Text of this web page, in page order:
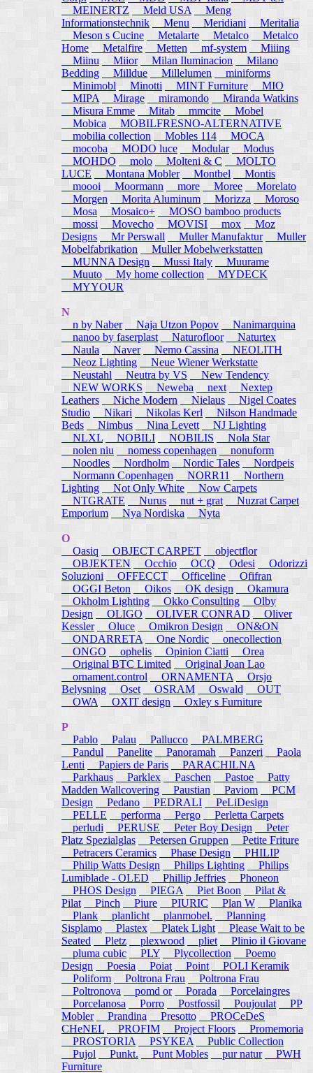
MEINERTZ
Meld USA
Meng
Informationstechnik
Menu Meridiani
Meritalia
Meson s Cucine
Metalarte Metalco
Metalco
Home Metalfire Metten mf-system
Miiing
Miinu
Miior Milan Iluminacion
Milano
Bedding
Milldue Millelumen
miniforms
Minimobl Minotti MINT Furniture
MIO
MIPA
Mirage miramondo
Miranda Watkins
Misura Emme
Mitab mmcite
Mobel
Mobica
MOBILFRESNO-ALTERNATIVE
mobilia collection
Mobles 114
MOCA
mocoba
MODO luce Modular
Modus
MOHDO
molo Molteni & C
MOLTO
LUCE
Montana Mobler Montbel
Montis
moooi
Moormann more Moree
Morelato
Morgen
Morita Aluminum Morizza
Moroso
Mosa
Mosaico+
MOSO bamboo products
mossi
Movecho MOVISI mox
Moz
Designs
Mr Perswall Muller Manufaktur
Muller
Mobelfabrikation
Muller Mobelwerkstatten
MUNNA Design
Mussi Italy
Muurame
Muuto My home collection
MYDECK
MYYOUR
N
n by Naber
Naja Utzon Popov
Nanimarquina
nanoo by faserplast
Naturofloor
Naturtex
Naula
Naver Nemo Cassina
NEOLITH
Neoz Lighting
Neue Wiener Werkstatte
Neustahl
Neutra by VS
New Tendency
NEW WORKS
Neweba next
Nextep
Leathers
Niche Modern Nielaus
Nigel Coates
Studio
Nikari Nikolas Kerl
Nilson Handmade
Beds
Nimbus Nina Levett
NJ Lighting
NLXL
NOBILI NOBILIS
Nola Star
nolen niu
nomess copenhagen
nonuform
Noodles
Nordholm Nordic Tales
Nordpeis
Normann Copenhagen
NORR11
Northern
Lighting
Not Only White
Now Carpets
NTGRATE
Nurus nut + grat
Nuzrat Carpet
Emporium
Nya Nordiska Nyta
O
Oasiq
OBJECT CARPET
objectflor
OBJEKTEN
Occhio OCQ Odesi
Odorizzi
Soluzioni
OFFECCT Officeline
Ofifran
OGGI Beton
Oikos OK design
Okamura
Okholm Lighting
Okko Consulting
Olby
Design
OLIGO OLIVER CONRAD
Oliver
Kessler
Oluce Omikron Design
ON&ON
ONDARRETA
One Nordic
onecollection
ONGO
ophelis Opinion Ciatti
Orea
Original BTC Limited
Original Joan Lao
ornament.control
ORNAMENTA
Orsjo
Belysning
Oset OSRAM Oswald
OUT
OWA
OXIT design Oxley s Furniture
P
Pablo
Palau Pallucco
PALMBERG
Pandul
Panelite Panoramah Panzeri
Paola
Lenti
Papiers de Paris
PARACHILNA
Parkhaus
Parklex Paschen Pastoe
Patty
Madden Wallcovering
Paustian Paviom
PCM
Design
Pedano PEDRALI
PeLiDesign
PELLE
performa Pergo
Perletta Carpets
perludi
PERUSE Peter Boy Design
Peter
Platz Spezialglas
Petersen Gruppen
Petite Friture
Petracers Ceramics
Phase Design
PHILIP
Philip Watts Design
Philips Lighting
Philips
Lumiblade - OLED
Phillip Jeffries
Phoneon
PHOS Design
PIEGA Piet Boon
Pilat &
Pilat
Pinch Piure PIURIC Plan W
Planika
Plank
planlicht planmobel. Planning
Sisplamo
Plastex Platek Light
Please Wait to be
Seated
Pletz plexwood pliet
Plinio il Giovane
pluma cubic
PLY Plycollection
Poemo
Design
Poesia Poiat Point
POLI Keramik
Poliform
Poltrona Frau
Poltrona Frau
Poltronova
pomd or Porada
Porcelaingres
Porcelanosa
Porro Postfossil Poujoulat
PP
Mobler
Prandina Presotto
PROCeDeS
CHeNEL
PROFIM Project Floors
Promemoria
PROSTORIA
PSYKEA
Public Collection
Pujol
Punkt. Punt Mobles pur natur
PWH
Furniture